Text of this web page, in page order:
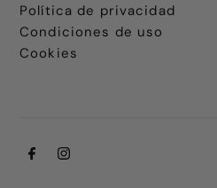
Política de privacidad
Condiciones de uso
Cookies